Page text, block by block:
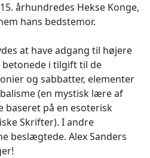
århundredes Hekse Konge,
hans bedstemor.
at have adgang til højere
i tilgift til de
og sabbatter, elementer
(en mystisk lære af
baseret på en esoterisk
Skrifter). I andre
beslægtede. Alex Sanders